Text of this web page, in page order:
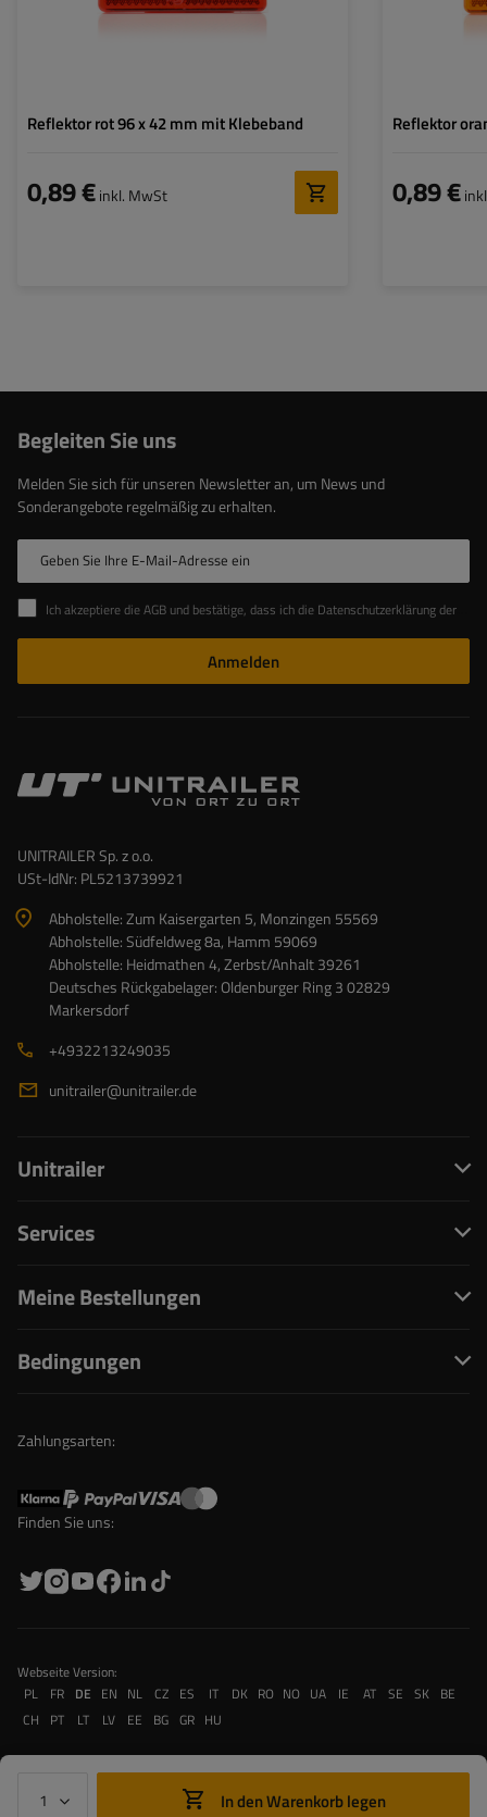
In den Warenkorb legen
Reflektor rot 96 x 42 mm mit Klebeband
0,89 €inkl. MwSt
Reflektor
0,89 €
Begleiten Sie uns
Melden Sie sich für unseren Newsletter an, um News und
Sonderangebote regelmäßig zu erhalten.
Geben Sie Ihre E-Mail-Adresse ein
Ich akzeptiere die AGB und bestätige, dass ich die Datenschutzerklärung der Website zur Kenntnis genommen habe
Anmelden
UNITRAILER Sp. z o.o.
USt-IdNr: PL5213739921
Abholstelle: Zum Kaisergarten 5, Monzingen 55569
Abholstelle: Südfeldweg 8a, Hamm 59069
Abholstelle: Heidmathen 4, Zerbst/Anhalt 39261
Deutsches Rückgabelager: Oldenburger Ring 3 02829
Markersdorf
+4932213249035
unitrailer@unitrailer.de
Unitrailer
Services
Meine Bestellungen
Bedingungen
Zahlungsarten:
Finden Sie uns:
Webseite Version:
PL
FR DE EN NL CZ ES IT DK RO NO UA IE AT SE SK BE
CH
PT LT LV EE BG GR HU